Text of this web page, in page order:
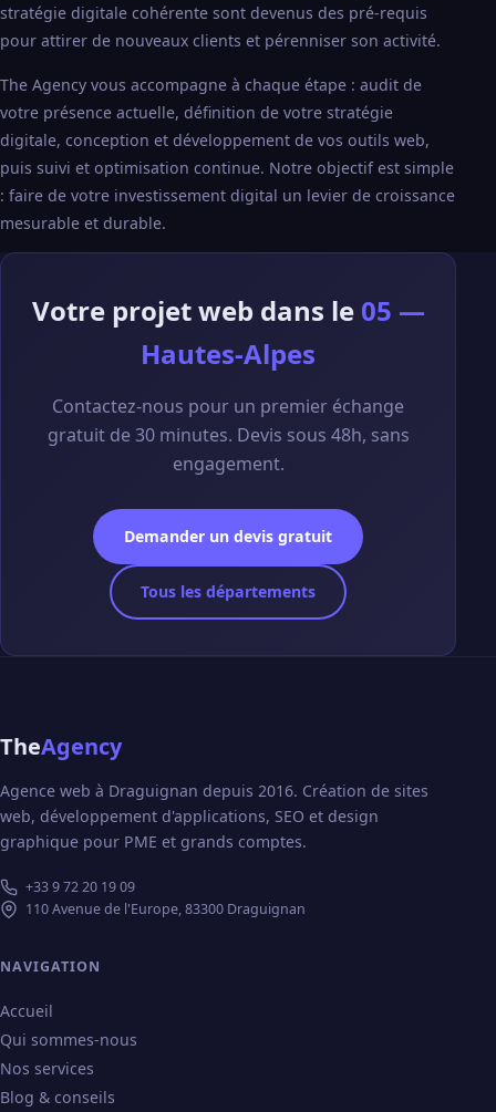
stratégie digitale cohérente sont devenus des pré-requis
pour attirer de nouveaux clients et pérenniser son activité.
The Agency vous accompagne à chaque étape : audit de
votre présence actuelle, définition de votre stratégie
digitale, conception et développement de vos outils web,
puis suivi et optimisation continue. Notre objectif est simple
: faire de votre investissement digital un levier de croissance
mesurable et durable.
Votre projet web dans le05 —
Hautes-Alpes
Contactez-nous pour un premier échange
gratuit de 30 minutes. Devis sous 48h, sans
engagement.
Demander un devis gratuit
Tous les départements
TheAgency
Agence web à Draguignan depuis 2016. Création de sites
web, développement d'applications, SEO et design
graphique pour PME et grands comptes.
+33 9 72 20 19 09
110 Avenue de l'Europe, 83300 Draguignan
NAVIGATION
Accueil
Qui sommes-nous
Nos services
Blog & conseils